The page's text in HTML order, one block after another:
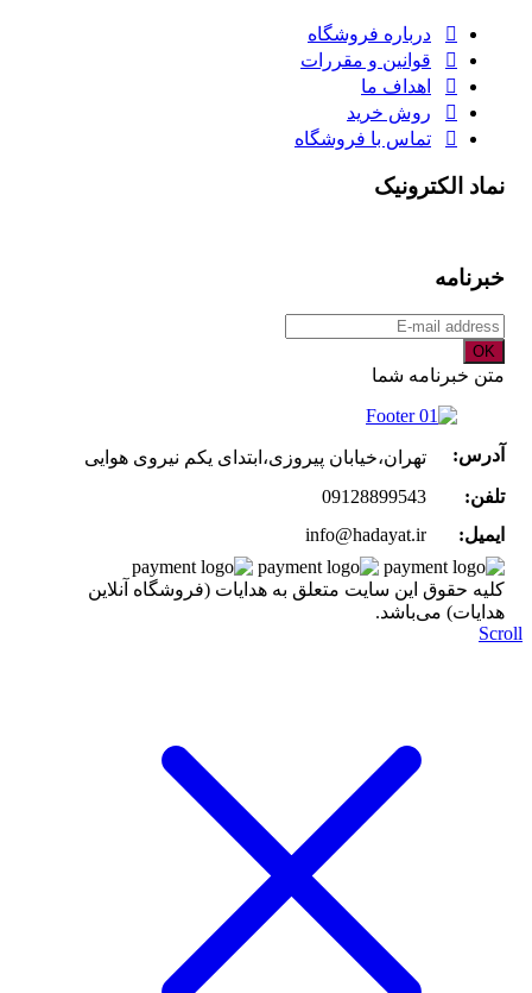
درباره فروشگاه
قوانین و مقررات
اهداف ما
روش خرید
تماس با فروشگاه
نماد الکترونیک
خبرنامه
متن خبرنامه شما
آدرس:
تهران،خیابان پیروزی،ابتدای یکم نیروی هوایی
تلفن:
09128899543
ایمیل:
info@hadayat.ir
کليه حقوق اين سايت متعلق به هدایات (فروشگاه آنلاین
هدایات) می‌باشد.